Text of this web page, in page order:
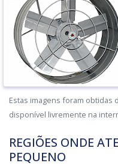
Estas imagens foram obtidas
disponível livremente na
REGIÕES ONDE
PEQUENO